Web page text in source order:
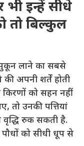
भी इन्हें सीधे
तो बिल्कुल
लाने का सबसे
अपनी शर्तें होती
को सहन नहीं
तो उनकी पत्तियां
रुक सकती है.
को सीधी धूप से